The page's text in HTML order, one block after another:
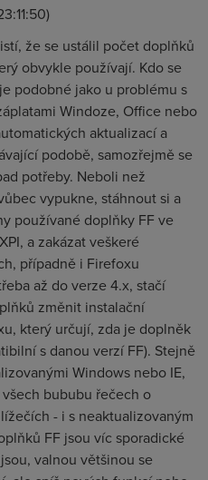
že se ustálil počet doplňků
obvykle používají. Kdo se
podobné jako u problému s
Windoze, Office nebo
aktualizací a
podobě, samozřejmě se
potřeby. Neboli než
vypukne, stáhnout si a
používané doplňky FF ve
a zakázat veškeré
případně i Firefoxu
až do verze 4.x, stačí
změnit instalační
který určují, zda je doplněk
s danou verzí FF). Stejně
Windows nebo IE,
bububu řečech o
- i s neaktualizovaným
FF jsou víc sporadické
valnou většinou se